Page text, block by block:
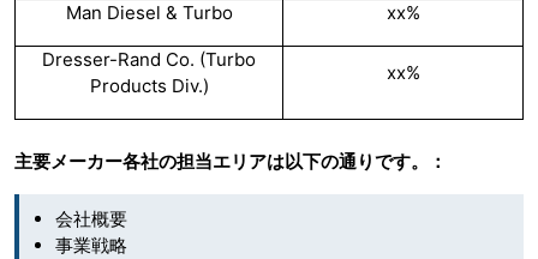
Man Diesel & Turbo xx%
Dresser-Rand Co. (Turbo
Products Div.)
xx%
主要メーカー各社の担当エリアは以下の通りです。：
会社概要
事業戦略